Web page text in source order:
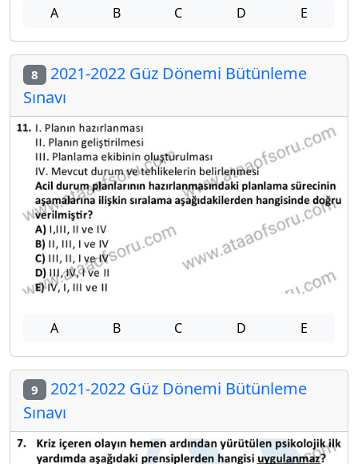
A B C D E
8 2021-2022 Güz Dönemi Bütünleme
Sınavı
A B C D E
9 2021-2022 Güz Dönemi Bütünleme
Sınavı